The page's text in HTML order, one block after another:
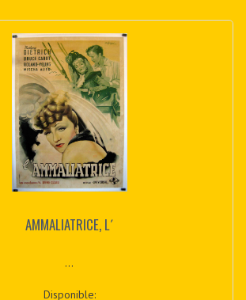
AMMALIATRICE, L´
...
Disponible: